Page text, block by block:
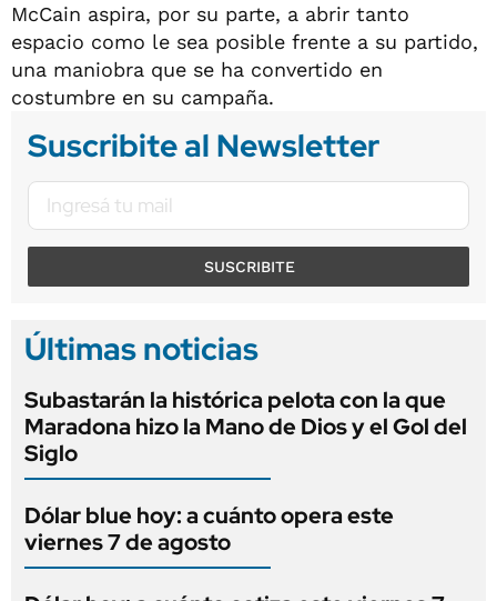
McCain aspira, por su parte, a abrir tanto
espacio como le sea posible frente a su partido,
una maniobra que se ha convertido en
costumbre en su campaña.
Suscribite al Newsletter
SUSCRIBITE
Últimas noticias
Subastarán la histórica pelota con la que
Maradona hizo la Mano de Dios y el Gol del
Siglo
Dólar blue hoy: a cuánto opera este
viernes 7 de agosto